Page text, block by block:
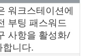
워크스테이션에
부팅 패스워드
사항을 활성화/
합니다.